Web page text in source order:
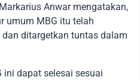
Anwar mengatakan,
umum MBG itu telah
ditargetkan tuntas dalam
dapat selesai sesuai